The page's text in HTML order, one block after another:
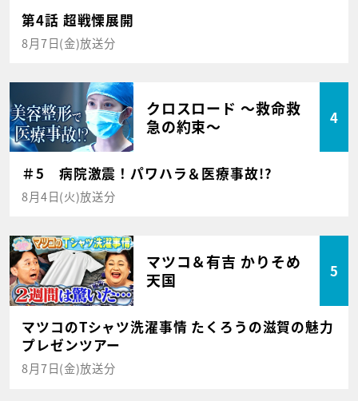
第4話 超戦慄展開
8月7日(金)放送分
クロスロード ～救命救
急の約束～
4
＃5 病院激震！パワハラ＆医療事故!?
8月4日(火)放送分
マツコ＆有吉 かりそめ
天国
5
マツコのTシャツ洗濯事情 たくろうの滋賀の魅力
プレゼンツアー
8月7日(金)放送分